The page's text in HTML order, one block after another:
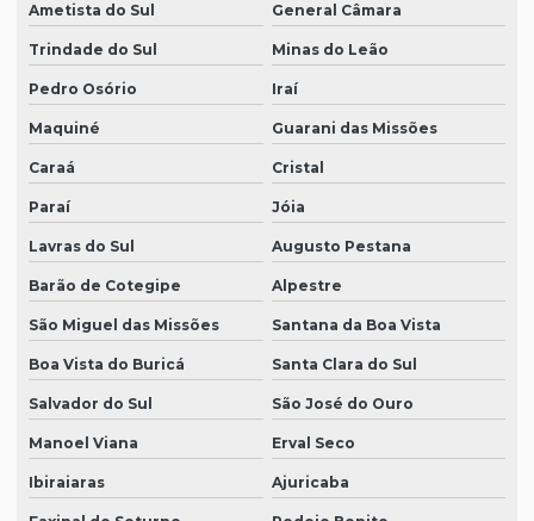
Ametista do Sul General Câmara
Trindade do Sul Minas do Leão
Pedro Osório Iraí
Maquiné Guarani das Missões
Caraá Cristal
Paraí Jóia
Lavras do Sul Augusto Pestana
Barão de Cotegipe Alpestre
São Miguel das Missões Santana da Boa Vista
Boa Vista do Buricá Santa Clara do Sul
Salvador do Sul São José do Ouro
Manoel Viana Erval Seco
Ibiraiaras Ajuricaba